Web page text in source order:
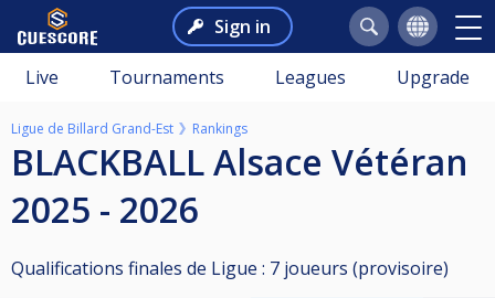
Sign in
Live Tournaments Leagues Upgrade
Ligue de Billard Grand-Est Rankings
BLACKBALL Alsace Vétéran
2025 - 2026
Qualifications finales de Ligue : 7 joueurs (provisoire)